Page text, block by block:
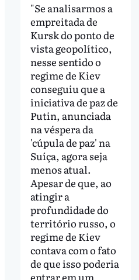
"Se analisarmos a
empreitada de
Kursk do ponto de
vista geopolítico,
nesse sentido o
regime de Kiev
conseguiu que a
iniciativa de paz de
Putin, anunciada
na véspera da
'cúpula de paz' na
Suíça, agora seja
menos atual.
Apesar de que, ao
atingir a
profundidade do
território russo, o
regime de Kiev
contava com o fato
de que isso poderia
entrar em um